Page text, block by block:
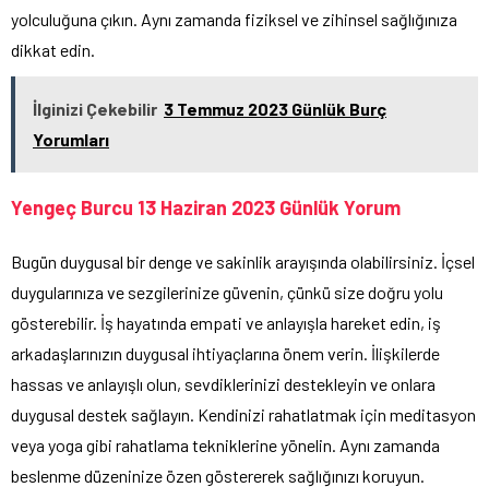
yolculuğuna çıkın. Aynı zamanda fiziksel ve zihinsel sağlığınıza
dikkat edin.
İlginizi Çekebilir 3 Temmuz 2023 Günlük Burç
Yorumları
Yengeç Burcu 13 Haziran 2023 Günlük Yorum
Bugün duygusal bir denge ve sakinlik arayışında olabilirsiniz. İçsel
duygularınıza ve sezgilerinize güvenin, çünkü size doğru yolu
gösterebilir. İş hayatında empati ve anlayışla hareket edin, iş
arkadaşlarınızın duygusal ihtiyaçlarına önem verin. İlişkilerde
hassas ve anlayışlı olun, sevdiklerinizi destekleyin ve onlara
duygusal destek sağlayın. Kendinizi rahatlatmak için meditasyon
veya yoga gibi rahatlama tekniklerine yönelin. Aynı zamanda
beslenme düzeninize özen göstererek sağlığınızı koruyun.